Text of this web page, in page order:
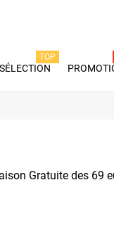
TOP
Gratuite des 69